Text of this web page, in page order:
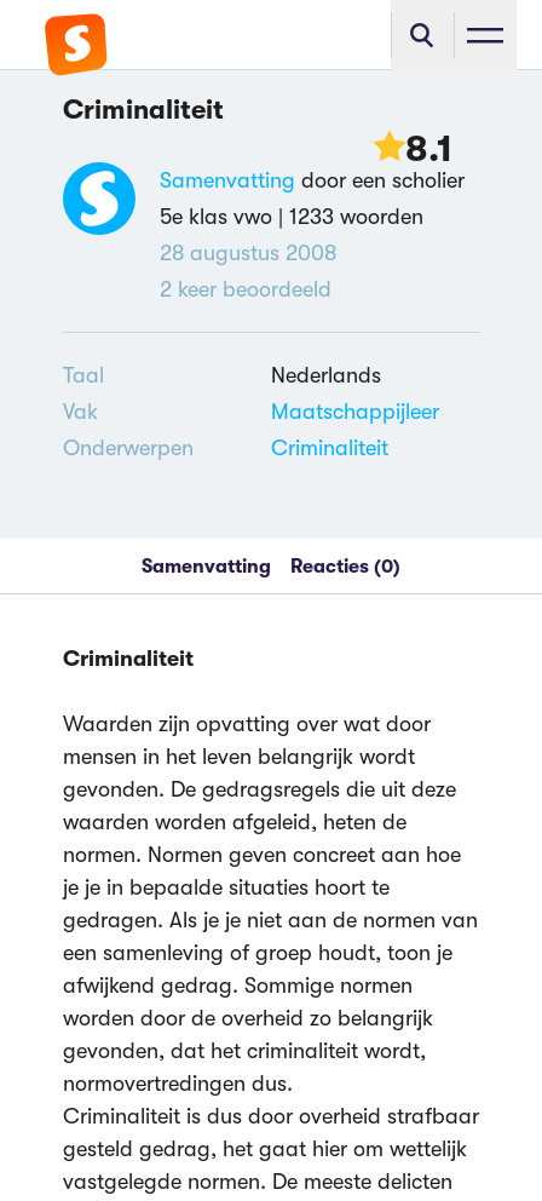
Criminaliteit
8.1
Samenvatting door een scholier
5e klas vwo | 1233 woorden
28 augustus 2008
2keer beoordeeld
Taal
Nederlands
Vak
Maatschappijleer
Onderwerpen
Criminaliteit
Samenvatting Reacties (0)
Criminaliteit
Waarden zijn opvatting over wat door
mensen in het leven belangrijk wordt
gevonden. De gedragsregels die uit deze
waarden worden afgeleid, heten de
normen. Normen geven concreet aan hoe
je je in bepaalde situaties hoort te
gedragen. Als je je niet aan de normen van
een samenleving of groep houdt, toon je
afwijkend gedrag. Sommige normen
worden door de overheid zo belangrijk
gevonden, dat het criminaliteit wordt,
normovertredingen dus.
Criminaliteit is dus door overheid strafbaar
gesteld gedrag, het gaat hier om wettelijk
vastgelegde normen. De meeste delicten